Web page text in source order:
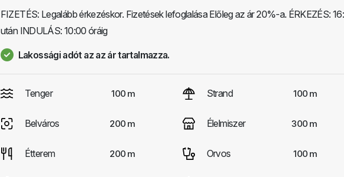
FIZETÉS: Legalább érkezéskor. Fizetések lefoglalása Előleg az ár 20%-a. ÉRKEZÉS:
után INDULÁS: 10:00 óráig
Lakossági adót az az ár tartalmazza.
Tenger 100 m Strand 100 m
Belváros 200 m Élelmiszer 300 m
Étterem 200 m Orvos 100 m